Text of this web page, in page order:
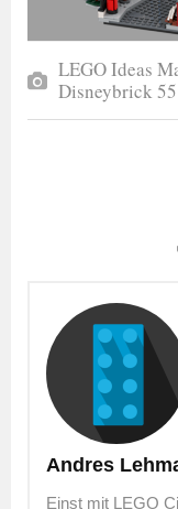
LEGO Ideas
Disneybrick
Andres
Einst mit LEGO